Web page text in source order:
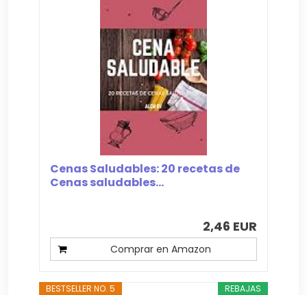
Cenas Saludables: 20 recetas de
Cenas saludables...
2,46 EUR
Comprar en Amazon
REBAJAS
BESTSELLER NO. 5